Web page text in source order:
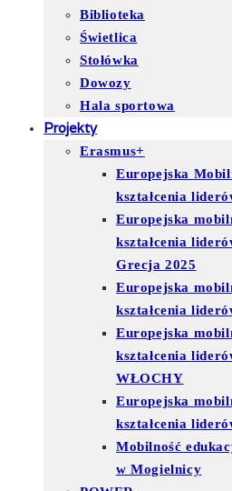
Biblioteka
Świetlica
Stołówka
Dowozy
Hala sportowa
Projekty
Erasmus+
Europejska
kształcenia
Europejska
kształcenia
Grecja 2025
Europejska
kształcenia
Europejska
kształcenia
WŁOCHY
Europejska
kształcenia
Mobilność
w Mogielnicy